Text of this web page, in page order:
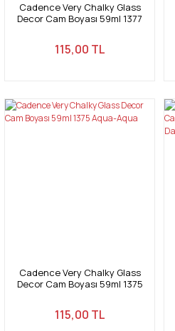
Cadence Very Chalky Glass
Decor Cam Boyası 59ml 1377
115,00 TL
Cadence Very Chalky Glass
Decor Cam Boyası 59ml 1375
115,00 TL